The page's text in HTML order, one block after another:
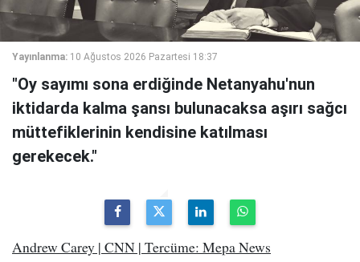
Yayınlanma: 10 Ağustos 2026 Pazartesi 18:37
"Oy sayımı sona erdiğinde Netanyahu'nun
iktidarda kalma şansı bulunacaksa aşırı sağcı
müttefiklerinin kendisine katılması
gerekecek."
Andrew Carey | CNN | Tercüme: Mepa News